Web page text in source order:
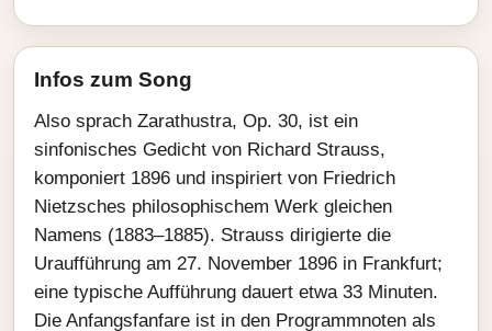
Infos zum Song
Also sprach Zarathustra, Op. 30, ist ein
sinfonisches Gedicht von Richard Strauss,
komponiert 1896 und inspiriert von Friedrich
Nietzsches philosophischem Werk gleichen
Namens (1883–1885). Strauss dirigierte die
Uraufführung am 27. November 1896 in Frankfurt;
eine typische Aufführung dauert etwa 33 Minuten.
Die Anfangsfanfare ist in den Programmnoten als